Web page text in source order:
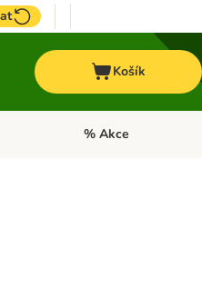
Košík
VET Dieta Otevřít menu: Top
% Akce